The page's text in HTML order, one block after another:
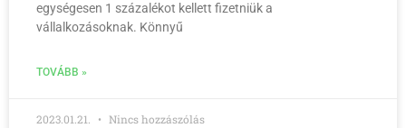
egységesen 1 százalékot kellett fizetniük a
vállalkozásoknak. Könnyű
TOVÁBB »
2023.01.21. Nincs hozzászólás